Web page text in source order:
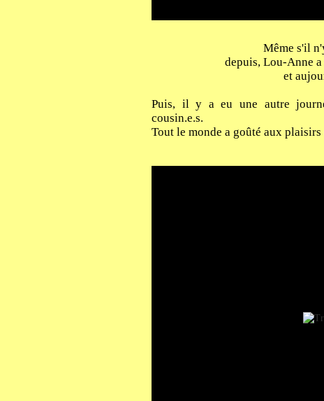
Même s'il
depuis, Lou-Anne
et
Puis, il y a eu une autre
cousin.e.s.
Tout le monde a goûté aux